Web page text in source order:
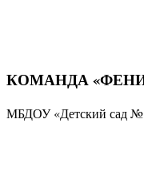
КОМАНДА
МБДОУ «Детский сад №